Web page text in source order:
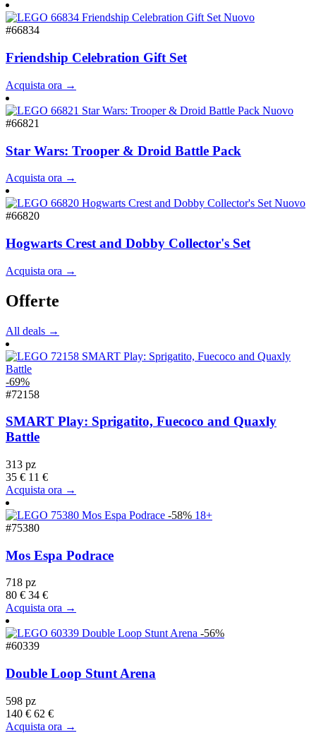
Nuovo
#66834
Friendship Celebration Gift Set
Acquista ora →
Nuovo
#66821
Star Wars: Trooper & Droid Battle Pack
Acquista ora →
Nuovo
#66820
Hogwarts Crest and Dobby Collector's Set
Acquista ora →
Offerte
All deals →
-69%
#72158
SMART Play: Sprigatito, Fuecoco and Quaxly
Battle
313 pz
35 € 11 €
Acquista ora →
-58% 18+
#75380
Mos Espa Podrace
718 pz
80 € 34 €
Acquista ora →
-56%
#60339
Double Loop Stunt Arena
598 pz
140 € 62 €
Acquista ora →